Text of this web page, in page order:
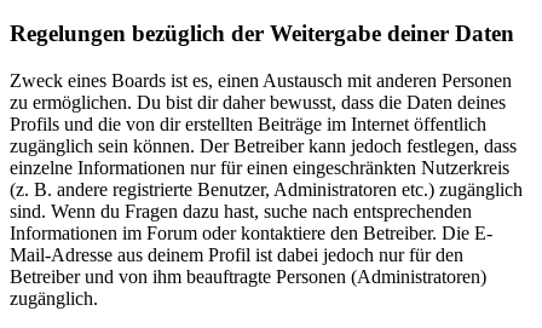
Regelungen bezüglich der Weitergabe deiner Daten
Zweck eines Boards ist es, einen Austausch mit anderen Personen
zu ermöglichen. Du bist dir daher bewusst, dass die Daten deines
Profils und die von dir erstellten Beiträge im Internet öffentlich
zugänglich sein können. Der Betreiber kann jedoch festlegen, dass
einzelne Informationen nur für einen eingeschränkten Nutzerkreis
(z. B. andere registrierte Benutzer, Administratoren etc.) zugänglich
sind. Wenn du Fragen dazu hast, suche nach entsprechenden
Informationen im Forum oder kontaktiere den Betreiber. Die E-
Mail-Adresse aus deinem Profil ist dabei jedoch nur für den
Betreiber und von ihm beauftragte Personen (Administratoren)
zugänglich.